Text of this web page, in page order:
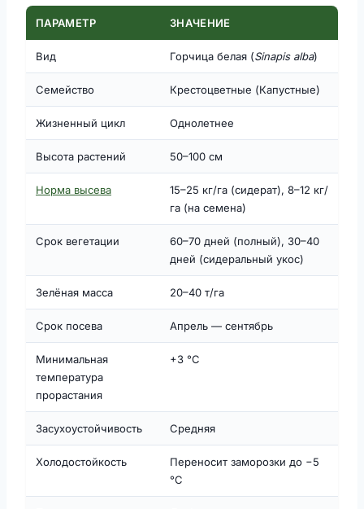
ПАРАМЕТР ЗНАЧЕНИЕ
Вид Горчица белая (Sinapis alba)
Семейство Крестоцветные (Капустные)
Жизненный цикл Однолетнее
Высота растений 50–100 см
Норма высева
15–25 кг/га (сидерат), 8–12 кг/
га (на семена)
Срок вегетации
60–70 дней (полный), 30–40
дней (сидеральный укос)
Зелёная масса 20–40 т/га
Срок посева Апрель — сентябрь
Минимальная
температура
прорастания
+3 °C
Засухоустойчивость Средняя
Холодостойкость
Переносит заморозки до −5
°C